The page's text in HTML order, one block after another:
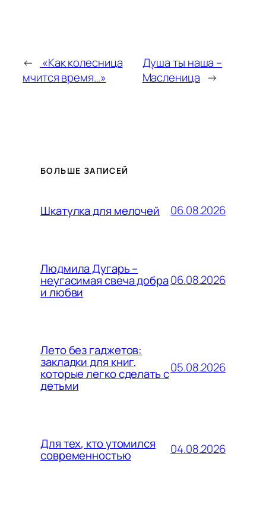
←
«Как колесница
мчится время…»
Душа ты наша –
Масленица →
БОЛЬШЕ ЗАПИСЕЙ
Шкатулка для мелочей 06.08.2026
Людмила Дугарь –
неугасимая свеча добра
и любви
06.08.2026
Лето без гаджетов:
закладки для книг,
которые легко сделать с
детьми
05.08.2026
Для тех, кто утомился
современностью 04.08.2026